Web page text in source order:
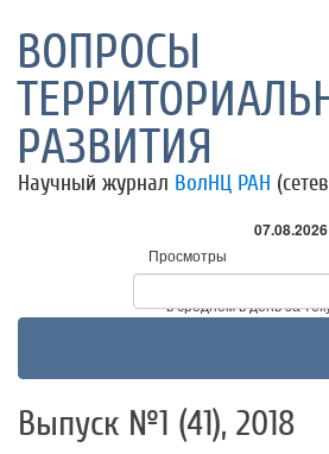
ВОПРОСЫ
РАЗВИТИЯ
Научный журнал ВолНЦ РАН
07.08.2026
Просмотры
Посетители
* - в среднем в день за
Выпуск №1 (41), 2018